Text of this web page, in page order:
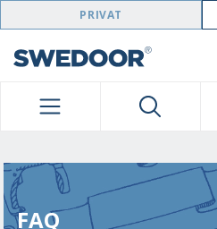
SWEDOOR NAVIGATION
PRIVAT
FAQ